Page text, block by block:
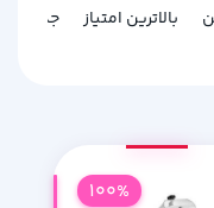
بالاترین امتیاز
100%